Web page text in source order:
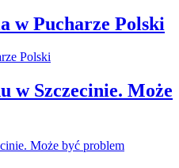
w Pucharze Polski
w Szczecinie. Może